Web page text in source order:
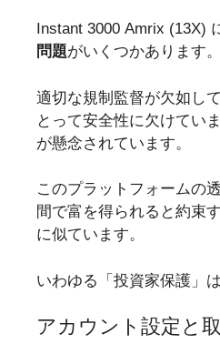
Instant 3000 Amrix (13X)
問題がいくつかあります。
適切な規制監督が欠如し
とって安全性に欠けてい
が懸念されています。
このプラットフォームの
間で富を得られると約束
に似ています。
いわゆる「投資家保護」
アカウント設定と